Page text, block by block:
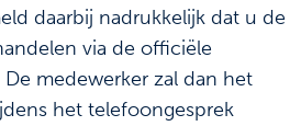
daarbij nadrukkelijk dat u de
via de officiële
medewerker zal dan het
het telefoongesprek